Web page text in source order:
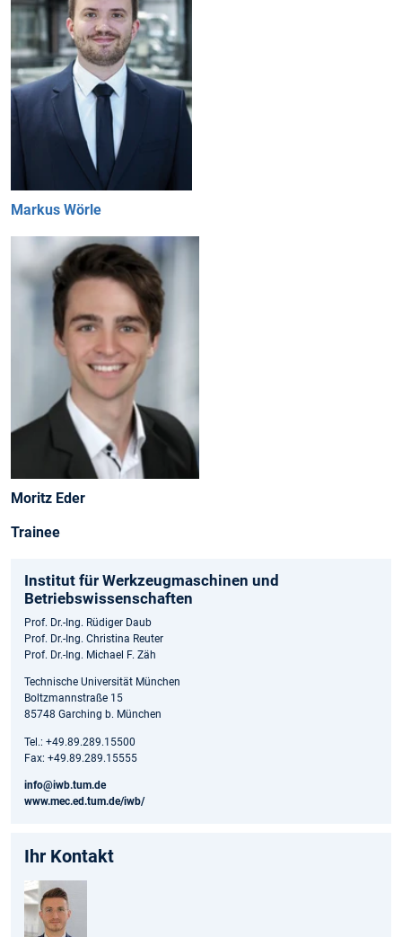
Markus Wörle
Moritz Eder
Trainee
Institut für Werkzeugmaschinen und
Betriebswissenschaften
Prof. Dr.-Ing. Rüdiger Daub
Prof. Dr.-Ing. Christina Reuter
Prof. Dr.-Ing. Michael F. Zäh
Technische Universität München
Boltzmannstraße 15
85748 Garching b. München
Tel.: +49.89.289.15500
Fax: +49.89.289.15555
info@iwb.tum.de
www.mec.ed.tum.de/iwb/
Ihr Kontakt